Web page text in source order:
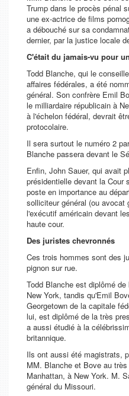
Trump dans le procès pénal
une ex-actrice de films
a débouché sur sa
dernier, par la justice locale
C'était du jamais-vu pour
Todd Blanche, qui le
affaires fédérales, a été
général. Son confrère Emil
le milliardaire républicain à
à l'échelon fédéral, devrait
protocolaire.
Il sera surtout le numéro 2
Blanche passera devant le
Enfin, John Sauer, qui avait
présidentielle devant la Cour
poste en importance au
solliciteur général (ou avocat
l'exécutif américain devant
haute cour.
Des juristes chevronnés
Ces trois hommes sont des
pignon sur rue.
Todd Blanche est diplômé
New York, tandis qu'Emil
Georgetown de la capitale
lui, est diplômé de la très
a aussi étudié à la
britannique.
Ils ont aussi été magistrats,
MM. Blanche et Bove au
Manhattan, à New York. M.
général du Missouri.